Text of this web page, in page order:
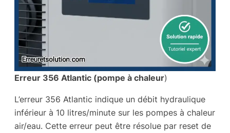
Erreur 356 Atlantic (pompe à chaleur)
L’erreur 356 Atlantic indique un débit hydraulique
inférieur à 10 litres/minute sur les pompes à chaleur
air/eau. Cette erreur peut être résolue par reset de